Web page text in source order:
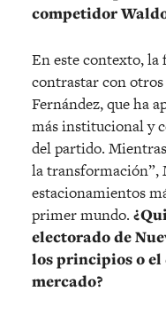
competidor
En este contexto, la
contrastar con
Fernández, que ha
más institucional y
del partido.
la transformación”,
estacionamientos
primer mundo. ¿
electorado de
los principios o el
mercado?